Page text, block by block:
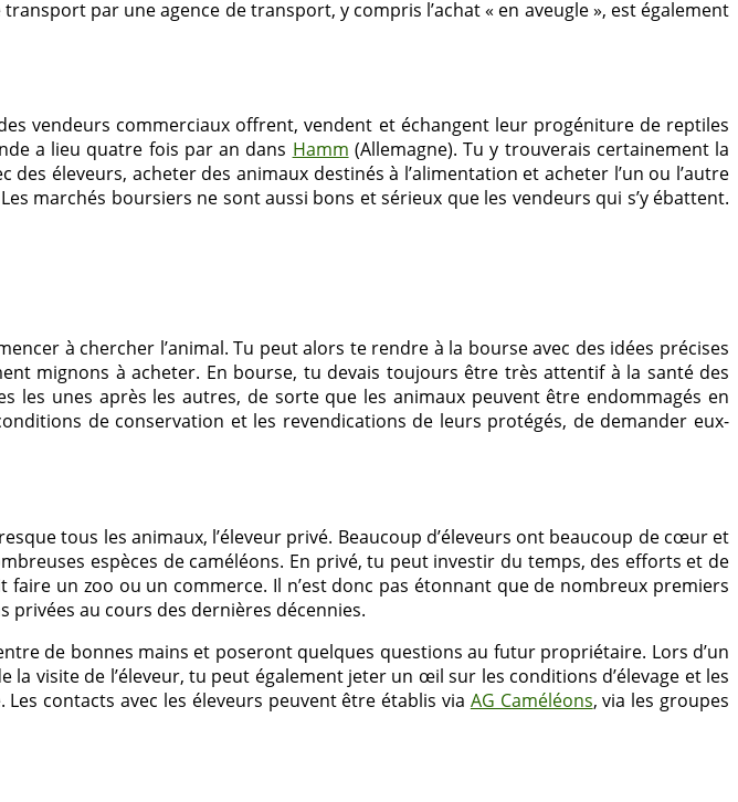
par une agence de transport, y compris l’achat « en aveugle », est également
vendeurs commerciaux offrent, vendent et échangent leur progéniture de reptiles
a lieu quatre fois par an dans Hamm (Allemagne). Tu y trouverais certainement la
éleveurs, acheter des animaux destinés à l’alimentation et acheter l’un ou l’autre
marchés boursiers ne sont aussi bons et sérieux que les vendeurs qui s’y ébattent.
à chercher l’animal. Tu peut alors te rendre à la bourse avec des idées précises
mignons à acheter. En bourse, tu devais toujours être très attentif à la santé des
unes après les autres, de sorte que les animaux peuvent être endommagés en
de conservation et les revendications de leurs protégés, de demander eux-
tous les animaux, l’éleveur privé. Beaucoup d’éleveurs ont beaucoup de cœur et
espèces de caméléons. En privé, tu peut investir du temps, des efforts et de
un zoo ou un commerce. Il n’est donc pas étonnant que de nombreux premiers
privées au cours des dernières décennies.
de bonnes mains et poseront quelques questions au futur propriétaire. Lors d’un
visite de l’éleveur, tu peut également jeter un œil sur les conditions d’élevage et les
contacts avec les éleveurs peuvent être établis via AG Caméléons, via les groupes